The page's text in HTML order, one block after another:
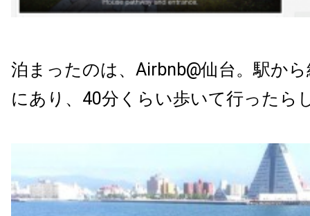
泊まったのは、Airbnb@仙台。駅か
にあり、40分くらい歩いて行ったら